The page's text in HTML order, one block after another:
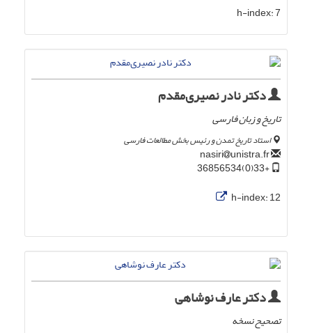
h-index:7
دکتر نادر نصیری‌مقدم
تاریخ و زبان فارسی
استاد تاریخ تمدن و رئیس بخش مطالعات فارسی
unistra.fr
+33(0)36856534
h-index:12
دکتر عارف نوشاهی
تصحیح نسخه